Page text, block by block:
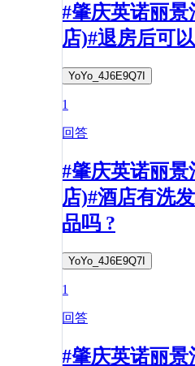
#肇庆英诺丽景
店)#退房后可
YoYo_4J6E9Q7I
1
回答
#肇庆英诺丽景
店)#酒店有洗
品吗 ?
YoYo_4J6E9Q7I
1
回答
#肇庆英诺丽景